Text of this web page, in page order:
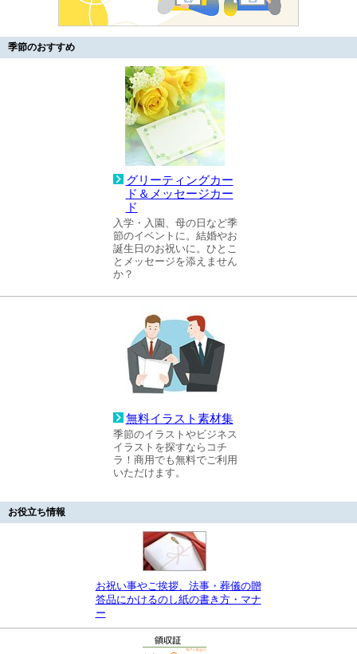
季節のおすすめ
グリーティングカー
ド＆メッセージカー
ド
入学・入園、母の日など季
節のイベントに。結婚やお
誕生日のお祝いに。ひとこ
とメッセージを添えません
か？
無料イラスト素材集
季節のイラストやビジネス
イラストを探すならコチ
ラ！商用でも無料でご利用
いただけます。
お役立ち情報
お祝い事やご挨拶、法事・葬儀の贈
答品にかけるのし紙の書き方・マナ
ー